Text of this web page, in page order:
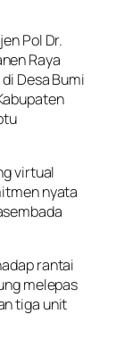
Pol Dr.
Raya
Desa Bumi
virtual
nyata
rantai
melepas
tiga unit